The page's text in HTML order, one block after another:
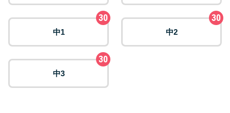
中1
30
中2
30
中3
30